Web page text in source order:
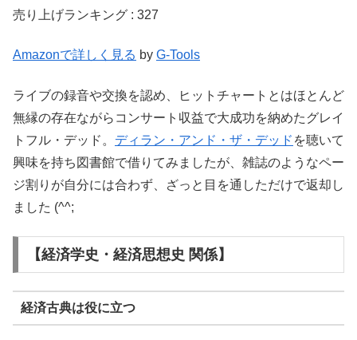
売り上げランキング : 327
Amazonで詳しく見る by G-Tools
ライブの録音や交換を認め、ヒットチャートとはほとんど
無縁の存在ながらコンサート収益で大成功を納めたグレイ
トフル・デッド。 ディラン・アンド・ザ・デッド を聴いて
興味を持ち図書館で借りてみましたが、雑誌のようなペー
ジ割りが自分には合わず、ざっと目を通しただけで返却し
ました (^^;
【経済学史・経済思想史 関係】
経済古典は役に立つ